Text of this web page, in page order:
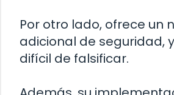
Por otro lado, ofrece un
adicional de seguridad,
difícil de falsificar.